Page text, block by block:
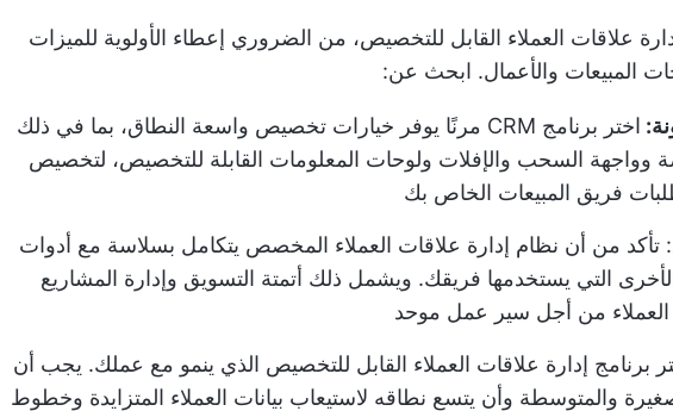
علاقات العملاء القابل للتخصيص، من الضروري إعطاء الأولوية للميزات
المبيعات والأعمال. ابحث عن:
اختر برنامج CRM مرنًا يوفر خيارات تخصيص واسعة النطاق، بما في ذلك
وواجهة السحب والإفلات ولوحات المعلومات القابلة للتخصيص، لتخصيص
فريق المبيعات الخاص بك
: تأكد من أن نظام إدارة علاقات العملاء المخصص يتكامل بسلاسة مع أدوات
التي يستخدمها فريقك. ويشمل ذلك أتمتة التسويق وإدارة المشاريع
من أجل سير عمل موحد
برنامج إدارة علاقات العملاء القابل للتخصيص الذي ينمو مع عملك. يجب أن
والمتوسطة وأن يتسع نطاقه لاستيعاب بيانات العملاء المتزايدة وخطوط